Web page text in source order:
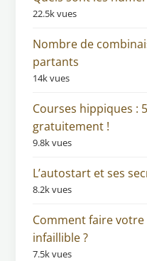
22.5k vues
Nombre de
partants
14k vues
Courses hippiques :
gratuitement !
9.8k vues
L’autostart et ses
8.2k vues
Comment faire
infaillible ?
7.5k vues